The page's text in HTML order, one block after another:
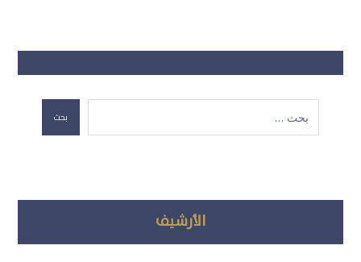
بحث
الأرشيف